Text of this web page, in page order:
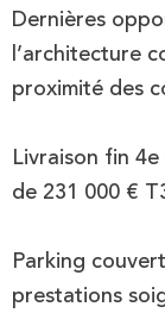
Dernières
l’architecture
proximité des
Livraison fin
de 231 000 €
Parking
prestations